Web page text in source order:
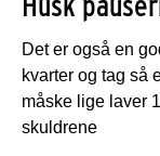
Det er også en
kvarter og tag så
måske lige laver
skuldrene